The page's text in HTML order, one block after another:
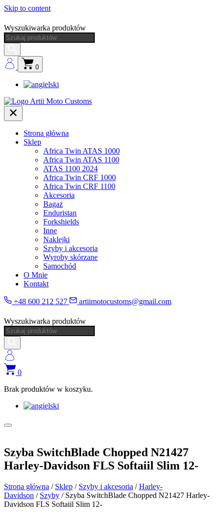
Skip to content
Wyszukiwarka produktów
0
Strona główna
Sklep
Africa Twin ATAS 1000
Africa Twin ATAS 1100
ATAS 1100 2024
Africa Twin CRF 1000
Africa Twin CRF 1100
Akcesoria
Bagaż
Enduristan
Forkshields
Inne
Naklejki
Szyby i akcesoria
Wyroby skórzane
Samochód
O Mnie
Kontakt
+48 600 212 527 artiimotocustoms@gmail.com
Wyszukiwarka produktów
0
Brak produktów w koszyku.
Szyba SwitchBlade Chopped N21427
Harley-Davidson FLS Softaiil Slim 12-
Strona główna / Sklep / Szyby i akcesoria /Harley-
Davidson / Szyby / Szyba SwitchBlade Chopped N21427 Harley-
Davidson FLS Softaiil Slim 12-